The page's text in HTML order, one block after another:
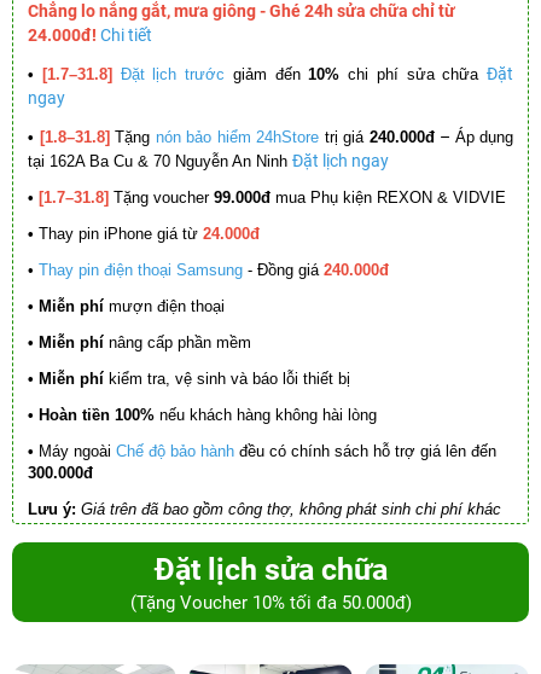
Chẳng lo nắng gắt, mưa giông - Ghé 24h sửa chữa chỉ từ
24.000đ! Chi tiết
• [1.7–31.8] Đặt lịch trước giảm đến10% chi phí sửa chữa Đặt
ngay
• [1.8–31.8] Tặng nón bảo hiểm 24hStore trị giá 240.000đ – Áp dụng
tại 162A Ba Cu & 70 Nguyễn An Ninh Đặt lịch ngay
• [1.7–31.8] Tặng voucher 99.000đ mua Phụ kiện REXON & VIDVIE
• Thay pin iPhone giá từ 24.000đ
• Thay pin điện thoại Samsung - Đồng giá 240.000đ
• Miễn phí mượn điện thoại
• Miễn phí nâng cấp phần mềm
• Miễn phí kiểm tra, vệ sinh và báo lỗi thiết bị
• Hoàn tiền 100% nếu khách hàng không hài lòng
• Máy ngoài Chế độ bảo hành đều có chính sách hỗ trợ giá lên đến
300.000đ
Lưu ý: Giá trên đã bao gồm công thợ, không phát sinh chi phí khác
Đặt lịch sửa chữa
(Tặng Voucher 10% tối đa 50.000đ)